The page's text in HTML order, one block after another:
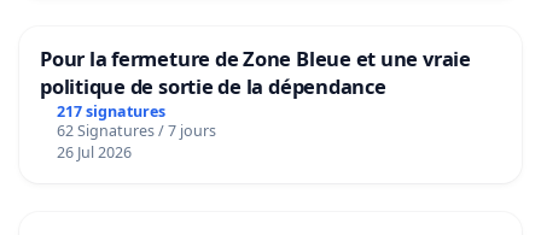
Pour la fermeture de Zone Bleue et une vraie
politique de sortie de la dépendance
217 signatures
62 Signatures / 7 jours
26 Jul 2026